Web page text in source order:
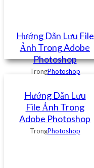
Hướng Dẫn Lưu File
Ảnh Trong Adobe
Photoshop
TrongPhotoshop
Hướng Dẫn Lưu
File Ảnh Trong
Adobe Photoshop
TrongPhotoshop